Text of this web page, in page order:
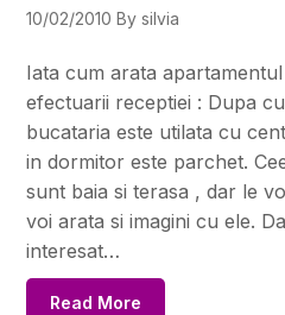
10/02/2010 By silvia
Iata cum arata
efectuarii receptiei : Dupa
bucataria este utilata cu
in dormitor este parchet.
sunt baia si terasa , dar le
voi arata si imagini cu ele.
interesat…
Read More